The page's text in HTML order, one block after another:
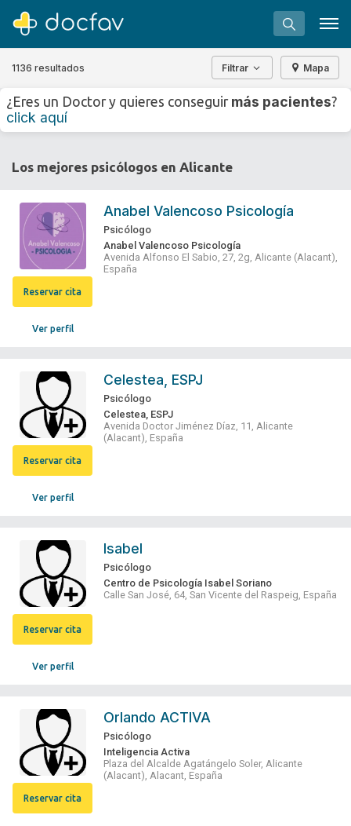
Software para clínicas
¿Eres un doctor?
1136 resultados Filtrar Mapa
¿Eres un Doctor y quieres conseguir más pacientes?
click aquí
Los mejores psicólogos en Alicante
Ver perfil
Reservar cita
Anabel Valencoso Psicología
Psicólogo
Anabel Valencoso Psicología
Avenida Alfonso El Sabio, 27, 2g, Alicante (Alacant),
España
Ver perfil
Reservar cita
Celestea, ESPJ
Psicólogo
Celestea, ESPJ
Avenida Doctor Jiménez Díaz, 11, Alicante
(Alacant), España
Ver perfil
Reservar cita
Isabel
Psicólogo
Centro de Psicología Isabel Soriano
Calle San José, 64, San Vicente del Raspeig, España
Reservar cita
Orlando ACTIVA
Psicólogo
Inteligencia Activa
Plaza del Alcalde Agatángelo Soler, Alicante
(Alacant), Alacant, España
+ −
⇧
»
©OpenStreetMapcontributors.